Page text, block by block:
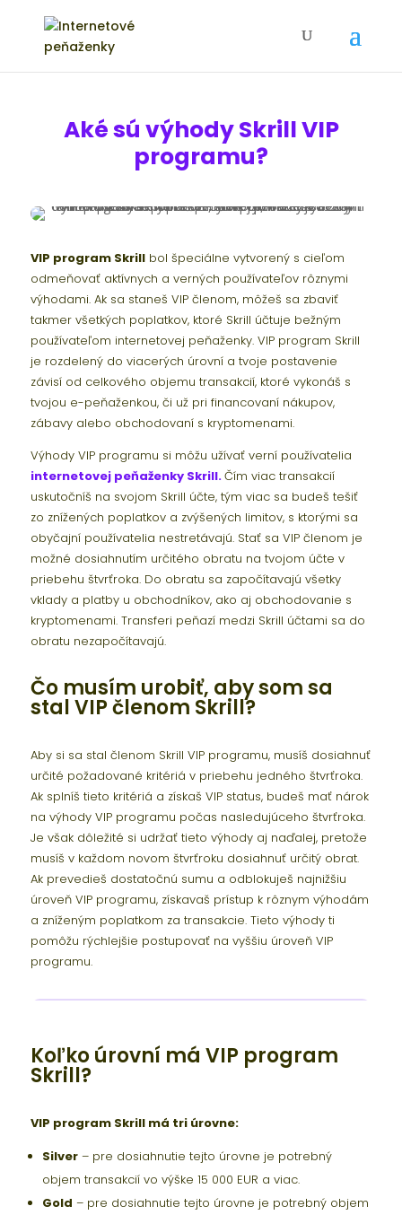
Aké sú výhody Skrill VIP
programu?
VIP program Skrillbol špeciálne vytvorený s cieľom
odmeňovať aktívnych a verných používateľov rôznymi
výhodami. Ak sa staneš VIP členom, môžeš sa zbaviť
takmer všetkých poplatkov, ktoré Skrill účtuje bežným
používateľom internetovej peňaženky. VIP program Skrill
je rozdelený do viacerých úrovní a tvoje postavenie
závisí od celkového objemu transakcií, ktoré vykonáš s
tvojou e-peňaženkou, či už pri financovaní nákupov,
zábavy alebo obchodovaní s kryptomenami.
Výhody VIP programu si môžu užívať verní používatelia
internetovej peňaženky Skrill.Čím viac transakcií
uskutočníš na svojom Skrill účte, tým viac sa budeš tešiť
zo znížených poplatkov a zvýšených limitov, s ktorými sa
obyčajní používatelia nestretávajú. Stať sa VIP členom je
možné dosiahnutím určitého obratu na tvojom účte v
priebehu štvrťroka. Do obratu sa započítavajú všetky
vklady a platby u obchodníkov, ako aj obchodovanie s
kryptomenami. Transferi peňazí medzi Skrill účtami sa do
obratu nezapočítavajú.
Čo musím urobiť, aby som sa
stal VIP členom Skrill?
Aby si sa stal členom Skrill VIP programu, musíš dosiahnuť
určité požadované kritériá v priebehu jedného štvrťroka.
Ak splníš tieto kritériá a získaš VIP status, budeš mať nárok
na výhody VIP programu počas nasledujúceho štvrťroka.
Je však dôležité si udržať tieto výhody aj naďalej, pretože
musíš v každom novom štvrťroku dosiahnuť určitý obrat.
Ak prevedieš dostatočnú sumu a odblokuješ najnižšiu
úroveň VIP programu, získavaš prístup k rôznym výhodám
a zníženým poplatkom za transakcie. Tieto výhody ti
pomôžu rýchlejšie postupovať na vyššiu úroveň VIP
programu.
Koľko úrovní má VIP program
Skrill?
VIP program Skrill má tri úrovne:
Silver– pre dosiahnutie tejto úrovne je potrebný
objem transakcií vo výške 15 000 EUR a viac.
Gold – pre dosiahnutie tejto úrovne je potrebný objem